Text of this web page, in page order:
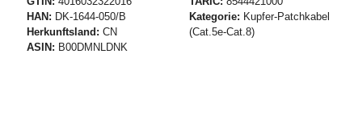
HAN
DK-1644-050/B
Herkunftsland
CN
ASIN
B00DMNLDNK
Kategorie
Kupfer-Patchkabel
(Cat.5e-Cat.8)